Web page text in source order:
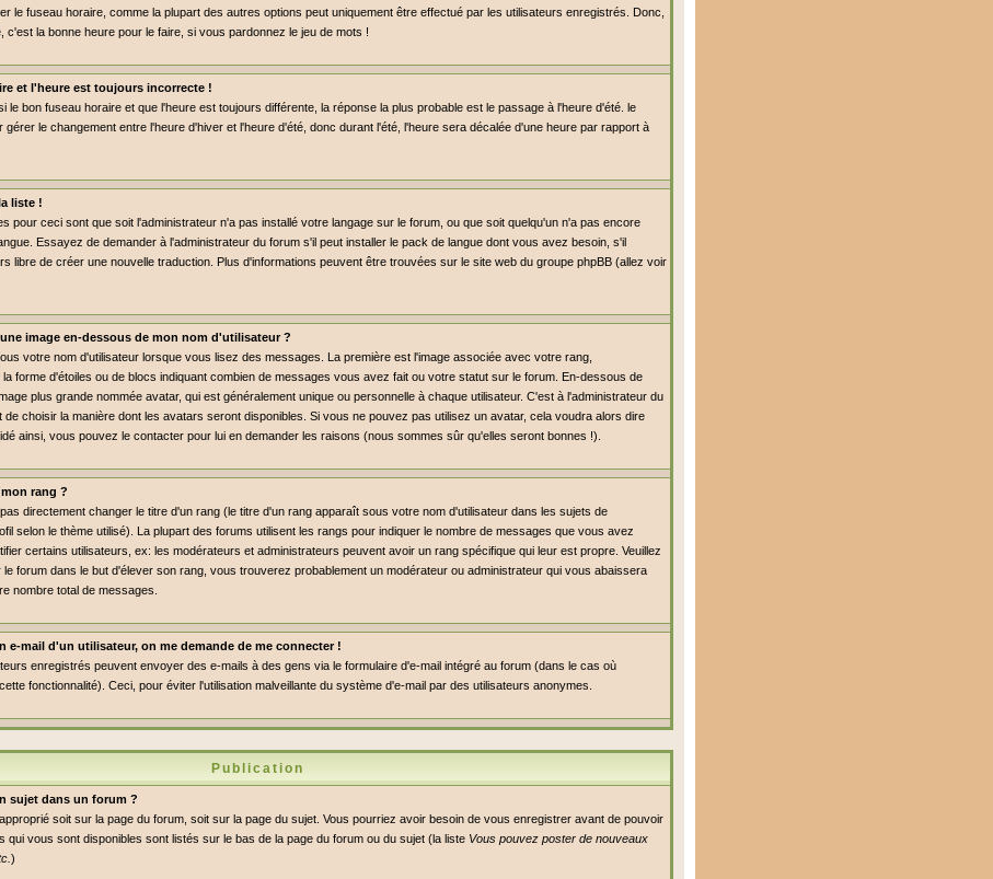
le fuseau horaire, comme la plupart des autres options peut uniquement être effectué par les utilisateurs enregistrés. Donc,
c'est la bonne heure pour le faire, si vous pardonnez le jeu de mots !
et l'heure est toujours incorrecte !
le bon fuseau horaire et que l'heure est toujours différente, la réponse la plus probable est le passage à l'heure d'été. le
le changement entre l'heure d'hiver et l'heure d'été, donc durant l'été, l'heure sera décalée d'une heure par rapport à
liste !
pour ceci sont que soit l'administrateur n'a pas installé votre langage sur le forum, ou que soit quelqu'un n'a pas encore
Essayez de demander à l'administrateur du forum s'il peut installer le pack de langue dont vous avez besoin, s'il
libre de créer une nouvelle traduction. Plus d'informations peuvent être trouvées sur le site web du groupe phpBB (allez voir
image en-dessous de mon nom d'utilisateur ?
votre nom d'utilisateur lorsque vous lisez des messages. La première est l'image associée avec votre rang,
forme d'étoiles ou de blocs indiquant combien de messages vous avez fait ou votre statut sur le forum. En-dessous de
plus grande nommée avatar, qui est généralement unique ou personnelle à chaque utilisateur. C'est à l'administrateur du
choisir la manière dont les avatars seront disponibles. Si vous ne pouvez pas utilisez un avatar, cela voudra alors dire
ainsi, vous pouvez le contacter pour lui en demander les raisons (nous sommes sûr qu'elles seront bonnes !).
rang ?
directement changer le titre d'un rang (le titre d'un rang apparaît sous votre nom d'utilisateur dans les sujets de
selon le thème utilisé). La plupart des forums utilisent les rangs pour indiquer le nombre de messages que vous avez
certains utilisateurs, ex: les modérateurs et administrateurs peuvent avoir un rang spécifique qui leur est propre. Veuillez
forum dans le but d'élever son rang, vous trouverez probablement un modérateur ou administrateur qui vous abaissera
nombre total de messages.
e-mail d'un utilisateur, on me demande de me connecter !
enregistrés peuvent envoyer des e-mails à des gens via le formulaire d'e-mail intégré au forum (dans le cas où
fonctionnalité). Ceci, pour éviter l'utilisation malveillante du système d'e-mail par des utilisateurs anonymes.
Publication
sujet dans un forum ?
soit sur la page du forum, soit sur la page du sujet. Vous pourriez avoir besoin de vous enregistrer avant de pouvoir
qui vous sont disponibles sont listés sur le bas de la page du forum ou du sujet (la liste Vous pouvez poster de nouveaux
)